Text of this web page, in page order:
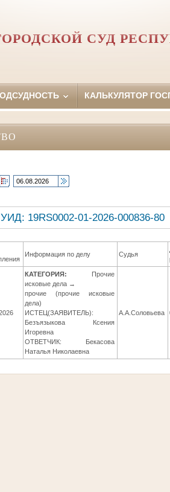
СУД
КАЛЬКУЛЯТОР
УИД: 19RS0002-01-2026-000836-80
Информация по делу Судья
КАТЕГОРИЯ: Прочие
исковые дела →
прочие (прочие исковые
дела)
ИСТЕЦ(ЗАЯВИТЕЛЬ):
Безъязыкова Ксения
Игоревна
ОТВЕТЧИК: Бекасова
Наталья Николаевна
А.А.Соловьева